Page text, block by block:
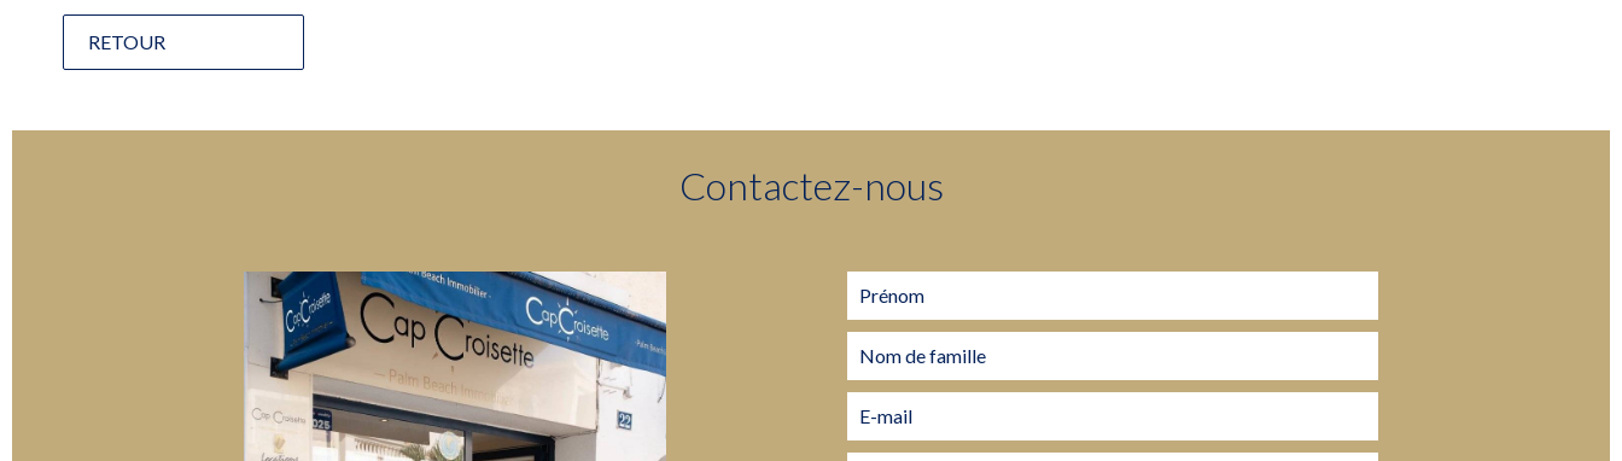
RETOUR
Contactez-nous